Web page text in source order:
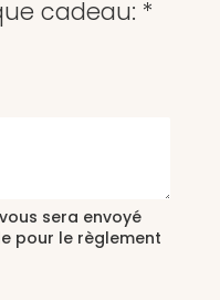
cadeau: *
vous sera envoyé
pour le règlement